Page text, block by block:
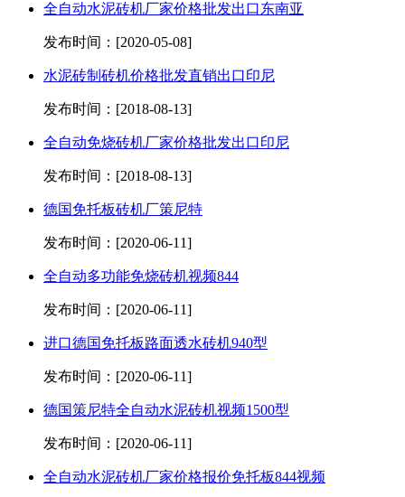
全自动水泥砖机厂家价格批发出口东南亚
发布时间：[2020-05-08]
水泥砖制砖机价格批发直销出口印尼
发布时间：[2018-08-13]
全自动免烧砖机厂家价格批发出口印尼
发布时间：[2018-08-13]
德国免托板砖机厂策尼特
发布时间：[2020-06-11]
全自动多功能免烧砖机视频844
发布时间：[2020-06-11]
进口德国免托板路面透水砖机940型
发布时间：[2020-06-11]
德国策尼特全自动水泥砖机视频1500型
发布时间：[2020-06-11]
全自动水泥砖机厂家价格报价免托板844视频